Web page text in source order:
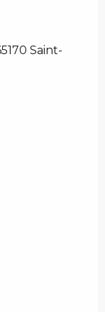
Saint-